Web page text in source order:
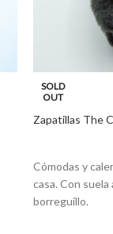
SOLD
OUT
Zapatillas The
Cómodas y
casa. Con
borreguillo.